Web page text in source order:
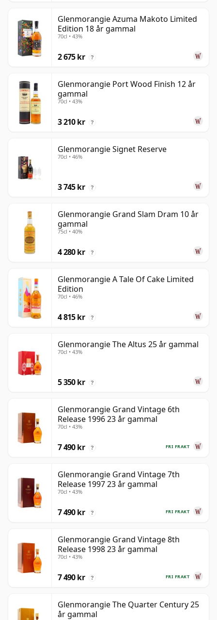
Glenmorangie Azuma Makoto Limited
Edition 18 år gammal
70cl • 43%
2 675 kr ?
Glenmorangie Port Wood Finish 12 år
gammal
70cl • 43%
3 210 kr ?
Glenmorangie Signet Reserve
70cl • 46%
3 745 kr ?
Glenmorangie Grand Slam Dram 10 år
gammal
75cl • 40%
4 280 kr ?
Glenmorangie A Tale Of Cake Limited
Edition
70cl • 46%
4 815 kr ?
Glenmorangie The Altus 25 år gammal
70cl • 43%
5 350 kr ?
Glenmorangie Grand Vintage 6th
Release 1996 23 år gammal
70cl • 43%
FRI FRAKT
7 490 kr ?
Glenmorangie Grand Vintage 7th
Release 1997 23 år gammal
70cl • 43%
FRI FRAKT
7 490 kr ?
Glenmorangie Grand Vintage 8th
Release 1998 23 år gammal
70cl • 43%
FRI FRAKT
7 490 kr ?
Glenmorangie The Quarter Century 25
år gammal